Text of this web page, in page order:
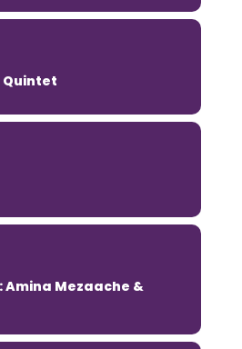
Quintet
Amina Mezaache &